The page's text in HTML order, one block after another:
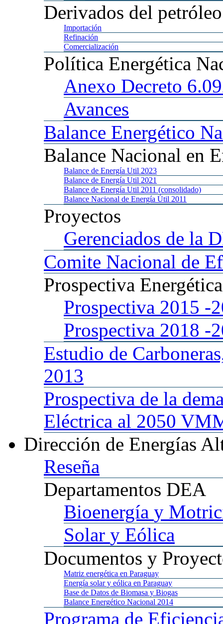
Derivados del petróleo
Importación
Refinación
Comercialización
Política Energética
Anexo Decreto
Avances
Balance Energético
Balance Nacional en
Balance de Energía Util 2023
Balance de Energía Util 2021
Balance de Energía Util 2011 (consolidado)
Balance Nacional de Energía Útil 2011
Proyectos
Gerenciados de la
Comite Nacional de
Prospectiva
Prospectiva 2015 -
Prospectiva 2018 -
Estudio de
2013
Prospectiva de la
Eléctrica al 2050
Dirección de Energías
Reseña
Departamentos DEA
Bioenergía y
Solar y Eólica
Documentos y
Matriz energética en Paraguay
Energía solar y eólica en Paraguay
Base de Datos de Biomasa y Biogas
Balance Energético Nacional 2014
Programa de